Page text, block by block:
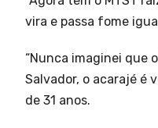
vira e passa fome
“Nunca imaginei que
Salvador, o acarajé é
de 31 anos.